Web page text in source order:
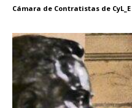
Cámara de Contratistas de CyL_E